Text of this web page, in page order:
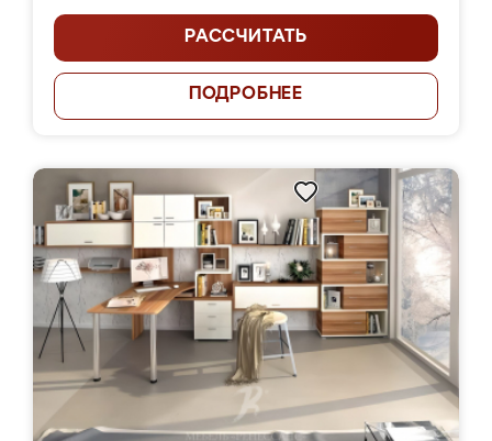
РАССЧИТАТЬ
ПОДРОБНЕЕ